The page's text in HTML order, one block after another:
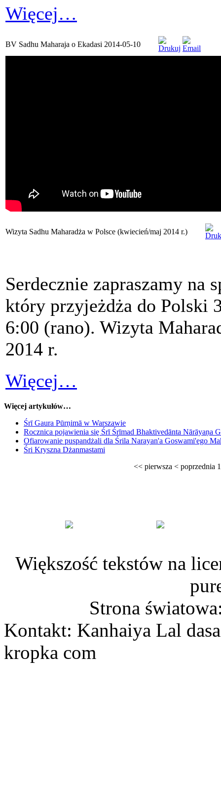
Więcej…
BV Sadhu Maharaja o Ekadasi 2014-05-10
Wizyta Sadhu Maharadża w Polsce (kwiecień/maj 2014 r.)
Serdecznie zapraszamy na
który przyjeżdża do Polski
6:00 (rano). Wizyta
2014 r.
Więcej…
Więcej artykułów…
Śrī Gaura Pūrṇimā w Warszawie
Rocznica pojawienia się Śrī Śrīmad Bhaktivedānta Nārāyaṇa
Ofiarowanie puspandżali dla Śrila Narayan'a Goswami'ego
Śri Kryszna Dżanmastami
<< pierwsza < poprzednia 1
Większość tekstów na
Strona
Kontakt: Kanhaiya Lal
kropka com